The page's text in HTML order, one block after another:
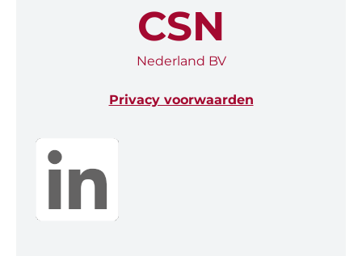
CSN
Nederland BV
Privacy voorwaarden